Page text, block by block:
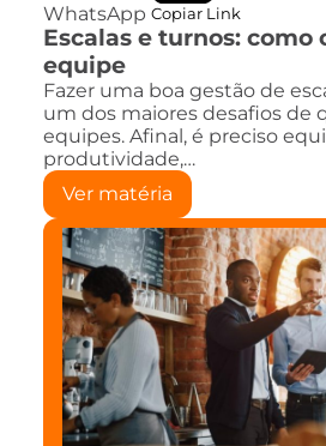
WhatsApp Copiar Link
Escalas e turnos: como
equipe
Fazer uma boa gestão de
um dos maiores desafios de
equipes. Afinal, é preciso
produtividade,…
Ver matéria